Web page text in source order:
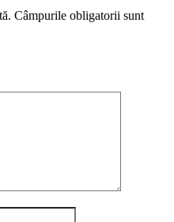
Câmpurile obligatorii sunt